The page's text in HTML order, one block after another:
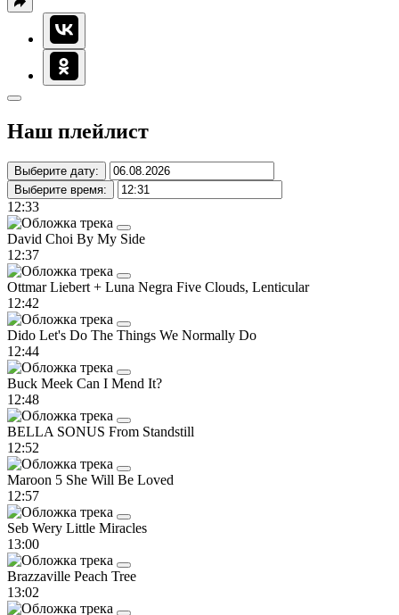
Наш плейлист
Выберите дату:
Выберите время:
12:33
David Choi By My Side
12:37
Ottmar Liebert + Luna Negra Five Clouds, Lenticular
12:42
Dido Let's Do The Things We Normally Do
12:44
Buck Meek Can I Mend It?
12:48
BELLA SONUS From Standstill
12:52
Maroon 5 She Will Be Loved
12:57
Seb Wery Little Miracles
13:00
Brazzaville Peach Tree
13:02